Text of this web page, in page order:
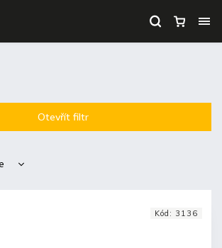
Otevřít filtr
Kód: 3136